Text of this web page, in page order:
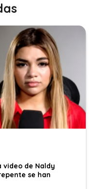
video de Naldy
se han